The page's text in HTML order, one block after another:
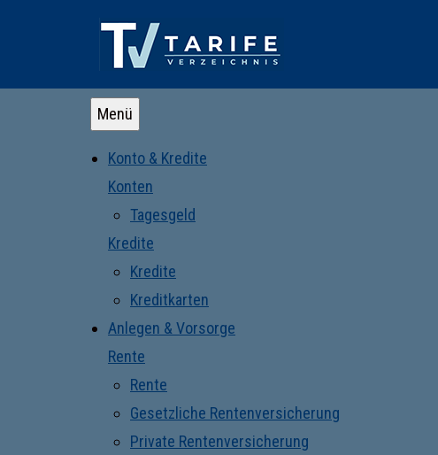
Menü
Konto & Kredite
Konten
Tagesgeld
Kredite
Kredite
Kreditkarten
Anlegen & Vorsorge
Rente
Rente
Gesetzliche Rentenversicherung
Private Rentenversicherung